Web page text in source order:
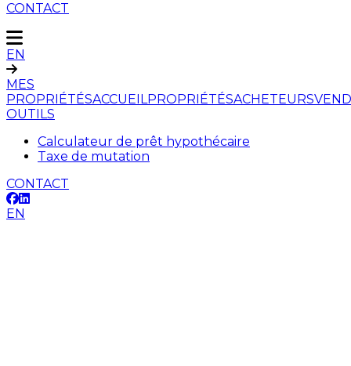
CONTACT
EN
MES
PROPRIÉTÉSACCUEILPROPRIÉTÉSACHETEURS
OUTILS
Calculateur de prêt hypothécaire
Taxe de mutation
CONTACT
EN